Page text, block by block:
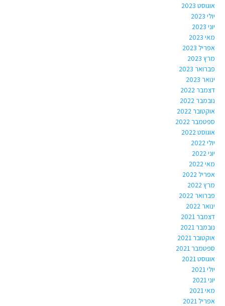
אוגוסט 2023
יולי 2023
יוני 2023
מאי 2023
אפריל 2023
מרץ 2023
פברואר 2023
ינואר 2023
דצמבר 2022
נובמבר 2022
אוקטובר 2022
ספטמבר 2022
אוגוסט 2022
יולי 2022
יוני 2022
מאי 2022
אפריל 2022
מרץ 2022
פברואר 2022
ינואר 2022
דצמבר 2021
נובמבר 2021
אוקטובר 2021
ספטמבר 2021
אוגוסט 2021
יולי 2021
יוני 2021
מאי 2021
אפריל 2021